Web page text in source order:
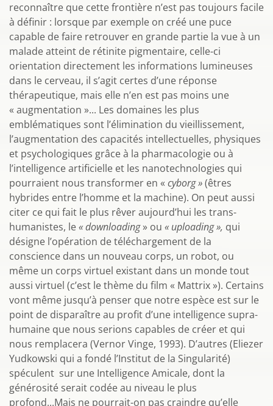
reconnaître que cette frontière n’est pas toujours facile
à définir : lorsque par exemple on créé une puce
capable de faire retrouver en grande partie la vue à un
malade atteint de rétinite pigmentaire, celle-ci
orientation directement les informations lumineuses
dans le cerveau, il s’agit certes d’une réponse
thérapeutique, mais elle n’en est pas moins une
« augmentation »... Les domaines les plus
emblématiques sont l’élimination du vieillissement,
l’augmentation des capacités intellectuelles, physiques
et psychologiques grâce à la pharmacologie ou à
l’intelligence artificielle et les nanotechnologies qui
pourraient nous transformer en « cyborg »(êtres
hybrides entre l’homme et la machine). On peut aussi
citer ce qui fait le plus rêver aujourd’hui les trans-
humanistes, le« downloading» ou « uploading », qui
désigne l’opération de téléchargement de la
conscience dans un nouveau corps, un robot, ou
même un corps virtuel existant dans un monde tout
aussi virtuel (c’est le thème du film « Mattrix »). Certains
vont même jusqu’à penser que notre espèce est sur le
point de disparaître au profit d’une intelligence supra-
humaine que nous serions capables de créer et qui
nous remplacera (Vernor Vinge, 1993). D’autres (Eliezer
Yudkowski qui a fondé l’Institut de la Singularité)
spéculent sur une Intelligence Amicale, dont la
générosité serait codée au niveau le plus
profond...Mais ne pourrait-on pas craindre qu’elle